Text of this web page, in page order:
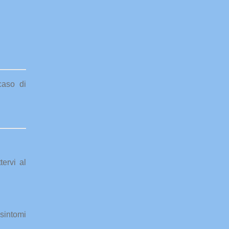
di
al